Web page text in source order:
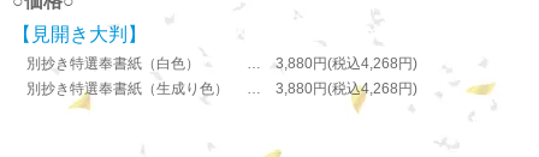
【見開き大判】
別抄き特選奉書紙（白色） … 3,880円(税込4,268円)
別抄き特選奉書紙（生成り色） … 3,880円(税込4,268円)